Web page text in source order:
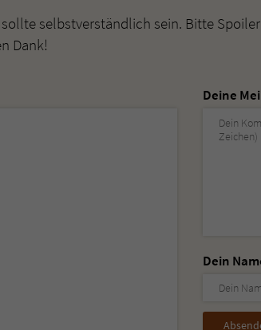
selbstverständlich sein. Bitte
Dank!
Deine
Dein
Nicht